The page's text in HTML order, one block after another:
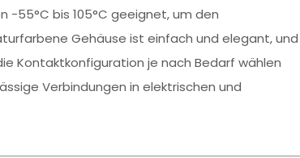
55°C bis 105°C geeignet, um den
Gehäuse ist einfach und elegant, und
Kontaktkonfiguration je nach Bedarf wählen
Verbindungen in elektrischen und